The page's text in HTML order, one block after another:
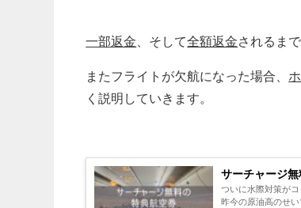
一部返金 、そして全額返金されるま
またフライトが欠航になった場合、
く説明していきます。
サーチャージ
ついに水際対策が
昨今の原油高のせ